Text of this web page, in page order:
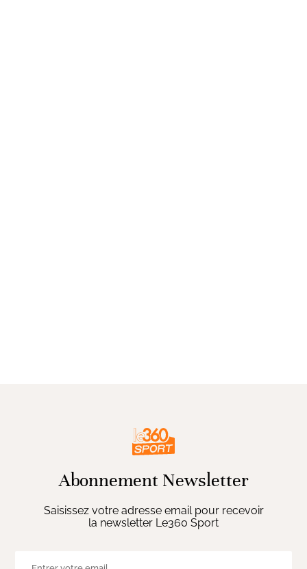
Abonnement Newsletter
Saisissez votre adresse email pour recevoir
la newsletter Le360 Sport